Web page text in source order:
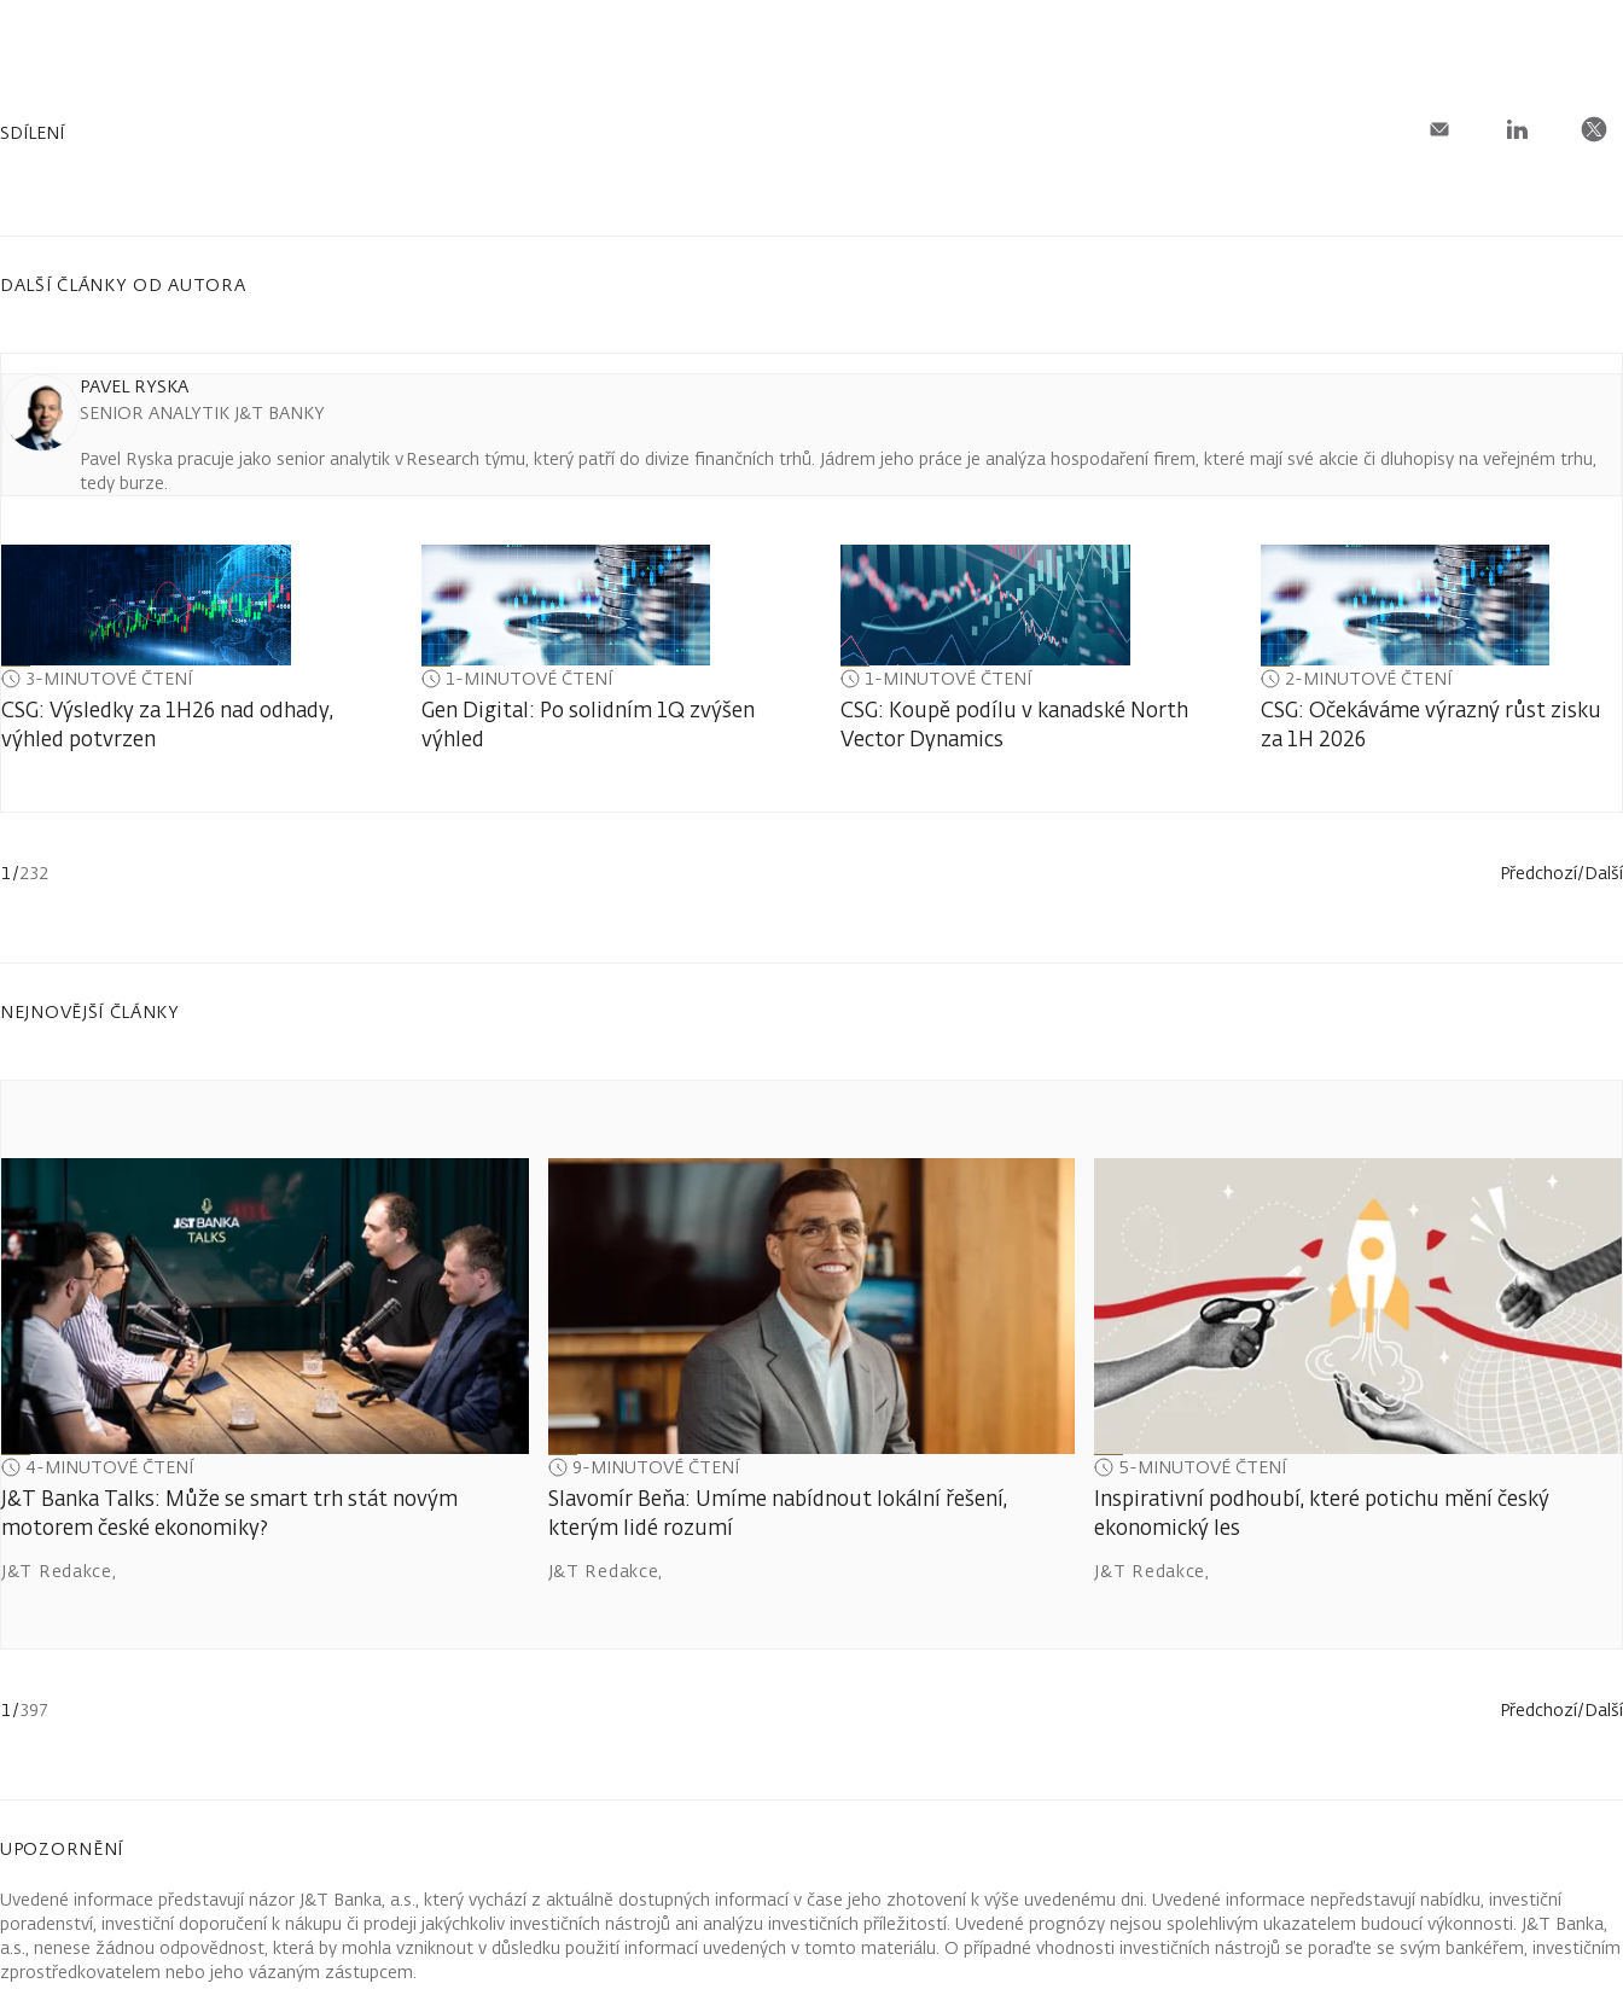
SDÍLENÍ
DALŠÍ ČLÁNKY OD AUTORA
PAVEL RYSKA
SENIOR ANALYTIK J&T BANKY
Pavel Ryska pracuje jako senior analytik v Research týmu, který patří do divize finančních trhů. Jádrem jeho práce je analýza hospodaření firem, které mají své akcie či dluhopisy na veřejném trhu,
tedy burze.
3-MINUTOVÉ ČTENÍ
CSG: Výsledky za 1H26 nad odhady,
výhled potvrzen
1-MINUTOVÉ ČTENÍ
Gen Digital: Po solidním 1Q zvýšen
výhled
1-MINUTOVÉ ČTENÍ
CSG: Koupě podílu v kanadské North
Vector Dynamics
2-MINUTOVÉ ČTENÍ
CSG: Očekáváme výrazný růst zisku
za 1H 2026
1 /232 Předchozí/Další
NEJNOVĚJŠÍ ČLÁNKY
4-MINUTOVÉ ČTENÍ
J&T Banka Talks: Může se smart trh stát novým
motorem české ekonomiky?
J&T Redakce,
9-MINUTOVÉ ČTENÍ
Slavomír Beňa: Umíme nabídnout lokální řešení,
kterým lidé rozumí
J&T Redakce,
5-MINUTOVÉ ČTENÍ
Inspirativní podhoubí, které potichu mění český
ekonomický les
J&T Redakce,
1/397 Předchozí/Další
UPOZORNĚNÍ
Uvedené informace představují názor J&T Banka, a.s., který vychází z aktuálně dostupných informací v čase jeho zhotovení k výše uvedenému dni. Uvedené informace nepředstavují nabídku, investiční
poradenství, investiční doporučení k nákupu či prodeji jakýchkoliv investičních nástrojů ani analýzu investičních příležitostí. Uvedené prognózy nejsou spolehlivým ukazatelem budoucí výkonnosti. J&T Banka,
a.s., nenese žádnou odpovědnost, která by mohla vzniknout v důsledku použití informací uvedených v tomto materiálu. O případné vhodnosti investičních nástrojů se poraďte se svým bankéřem, investičním
zprostředkovatelem nebo jeho vázaným zástupcem.